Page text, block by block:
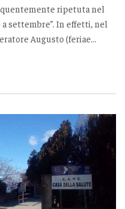
ripetuta nel
settembre”. In effetti, nel
Augusto (feriae...